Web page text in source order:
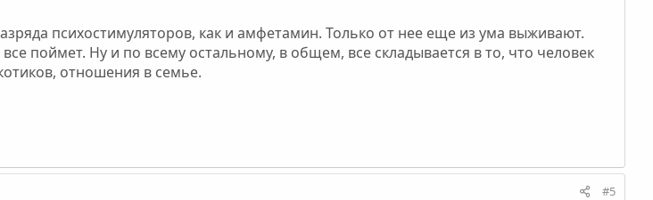
психостимуляторов, как и амфетамин. Только от нее еще из ума выживают.
поймет. Ну и по всему остальному, в общем, все складывается в то, что человек
отношения в семье.
#5